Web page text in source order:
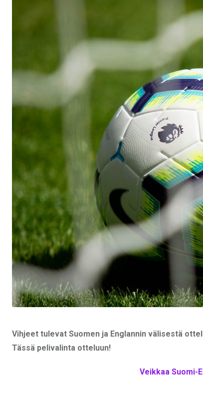
Vihjeet tulevat Suomen ja Englannin välisestä
Tässä pelivalinta otteluun!
Veikkaa Suomi-